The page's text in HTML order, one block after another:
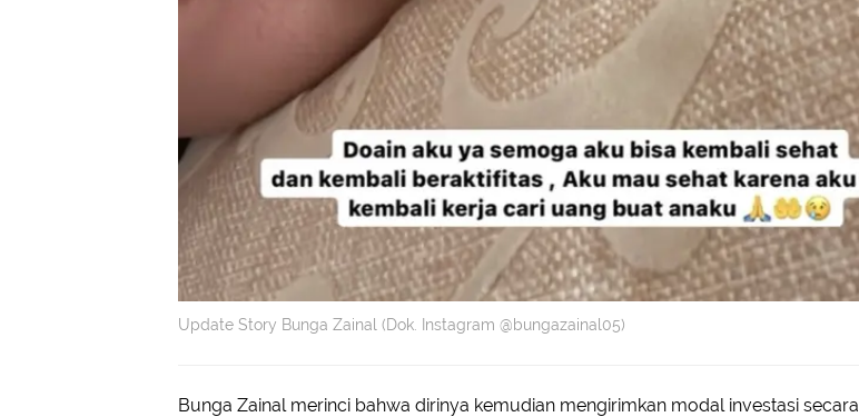
Update Story Bunga Zainal (Dok. Instagram @bungazainal05)
Bunga Zainal merinci bahwa dirinya kemudian mengirimkan modal investasi secara